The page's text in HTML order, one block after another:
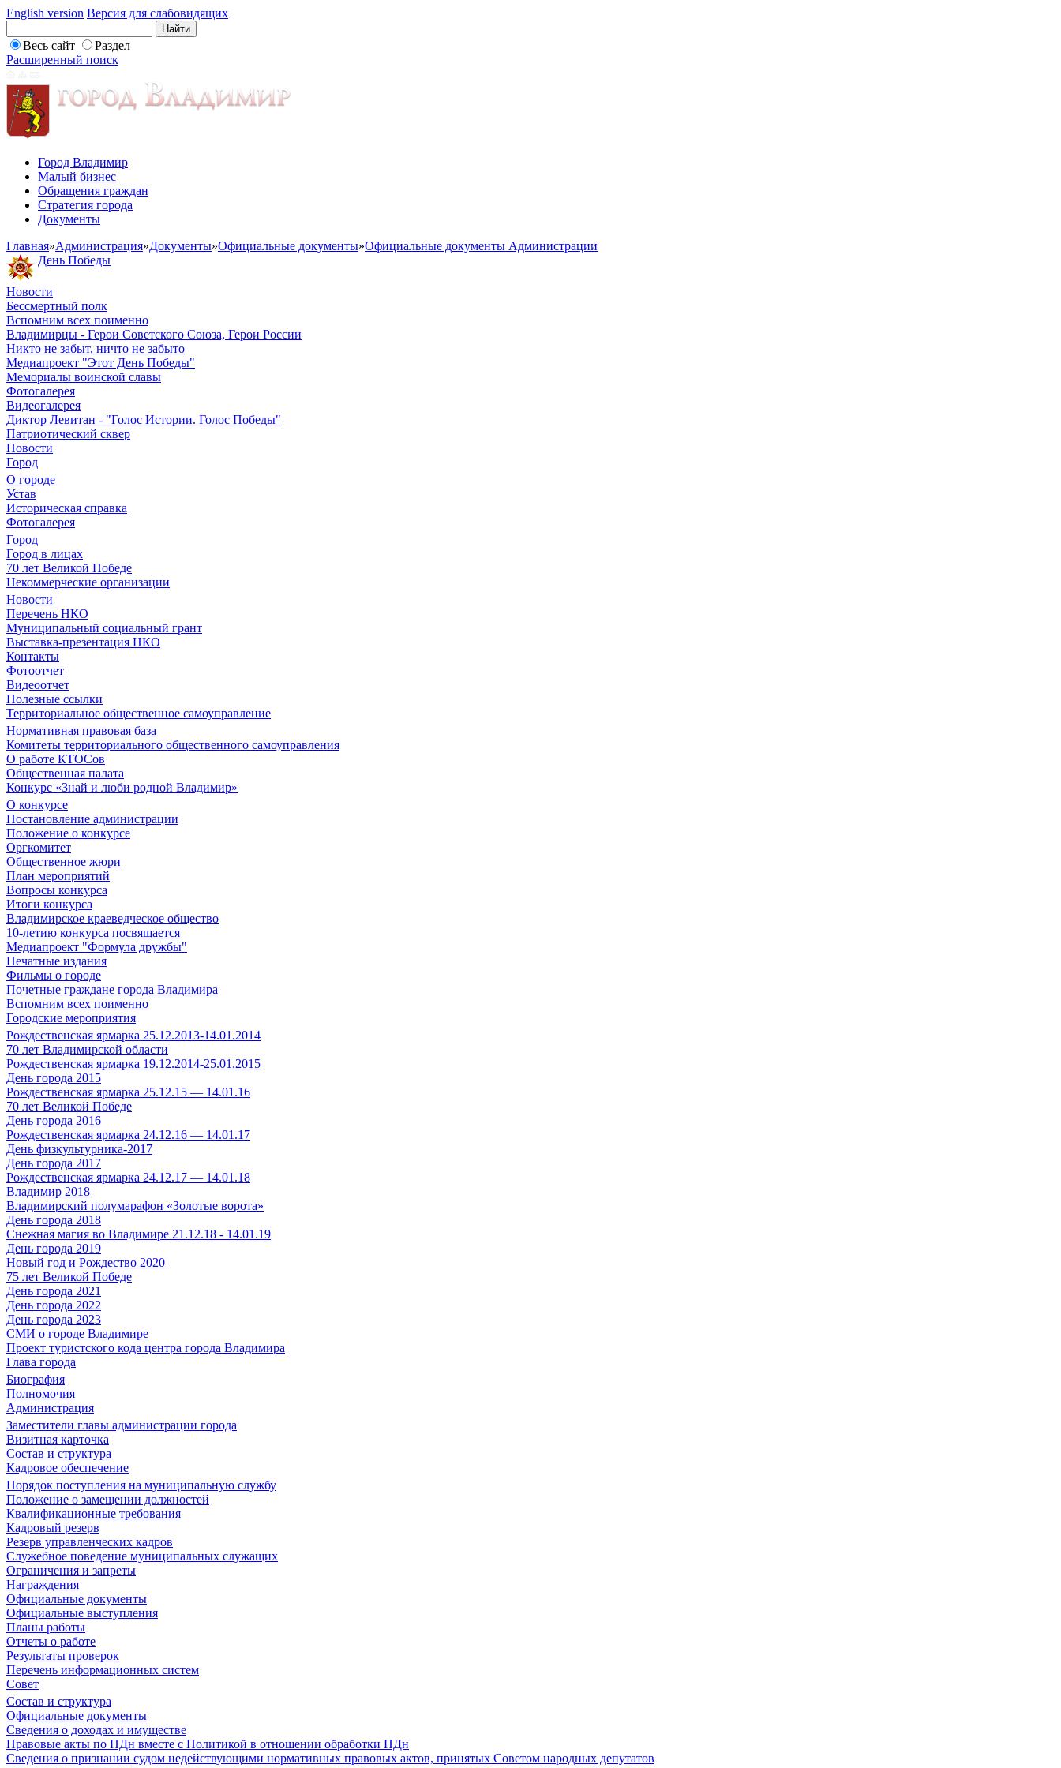
English version Версия для слабовидящих
Весь сайт
Раздел
Расширенный поиск
Город Владимир
Малый бизнес
Обращения граждан
Стратегия города
Документы
Главная»Администрация»Документы»Официальные документы»Официальные документы Администрации
День Победы
Новости
Бессмертный полк
Вспомним всех поименно
Владимирцы - Герои Советского Союза, Герои России
Никто не забыт, ничто не забыто
Медиапроект "Этот День Победы"
Мемориалы воинской славы
Фотогалерея
Видеогалерея
Диктор Левитан - "Голос Истории. Голос Победы"
Патриотический сквер
Новости
Город
О городе
Устав
Историческая справка
Фотогалерея
Город
Город в лицах
70 лет Великой Победе
Некоммерческие организации
Новости
Перечень НКО
Муниципальный социальный грант
Выставка-презентация НКО
Контакты
Фотоотчет
Видеоотчет
Полезные ссылки
Территориальное общественное самоуправление
Нормативная правовая база
Комитеты территориального общественного самоуправления
О работе КТОСов
Общественная палата
Конкурс «Знай и люби родной Владимир»
О конкурсе
Постановление администрации
Положение о конкурсе
Оргкомитет
Общественное жюри
План мероприятий
Вопросы конкурса
Итоги конкурса
Владимирское краеведческое общество
10-летию конкурса посвящается
Медиапроект "Формула дружбы"
Печатные издания
Фильмы о городе
Почетные граждане города Владимира
Вспомним всех поименно
Городские мероприятия
Рождественская ярмарка 25.12.2013-14.01.2014
70 лет Владимирской области
Рождественская ярмарка 19.12.2014-25.01.2015
День города 2015
Рождественская ярмарка 25.12.15 — 14.01.16
70 лет Великой Победе
День города 2016
Рождественская ярмарка 24.12.16 — 14.01.17
День физкультурника-2017
День города 2017
Рождественская ярмарка 24.12.17 — 14.01.18
Владимир 2018
Владимирский полумарафон «Золотые ворота»
День города 2018
Снежная магия во Владимире 21.12.18 - 14.01.19
День города 2019
Новый год и Рождество 2020
75 лет Великой Победе
День города 2021
День города 2022
День города 2023
СМИ о городе Владимире
Проект туристского кода центра города Владимира
Глава города
Биография
Полномочия
Администрация
Заместители главы администрации города
Визитная карточка
Состав и структура
Кадровое обеспечение
Порядок поступления на муниципальную службу
Положение о замещении должностей
Квалификационные требования
Кадровый резерв
Резерв управленческих кадров
Служебное поведение муниципальных служащих
Ограничения и запреты
Награждения
Официальные документы
Официальные выступления
Планы работы
Отчеты о работе
Результаты проверок
Перечень информационных систем
Совет
Состав и структура
Официальные документы
Сведения о доходах и имуществе
Правовые акты по ПДн вместе с Политикой в отношении обработки ПДн
Сведения о признании судом недействующими нормативных правовых актов, принятых Советом народных депутатов